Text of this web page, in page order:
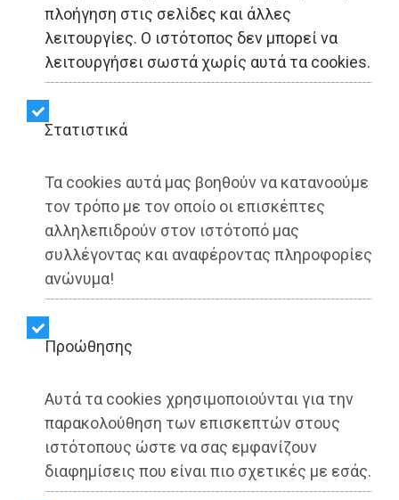
πλοήγηση στις σελίδες και άλλες
λειτουργίες. Ο ιστότοπος δεν μπορεί να
λειτουργήσει σωστά χωρίς αυτά τα cookies.
Στατιστικά
Τα cookies αυτά μας βοηθούν να κατανοούμε
τον τρόπο με τον οποίο οι επισκέπτες
αλληλεπιδρούν στον ιστότοπό μας
συλλέγοντας και αναφέροντας πληροφορίες
ανώνυμα!
Προώθησης
Αυτά τα cookies χρησιμοποιούνται για την
παρακολούθηση των επισκεπτών στους
ιστότοπους ώστε να σας εμφανίζουν
διαφημίσεις που είναι πιο σχετικές με εσάς.
ΑΥΤΟΔΙΟΙΚΗΣΗ - Αθήνα
Χάρης Δούκας:
«Στηρίζουμε ταλέντα που
τολμούν» (photo)
Share:
▶️ Ακούστε το κείμενο